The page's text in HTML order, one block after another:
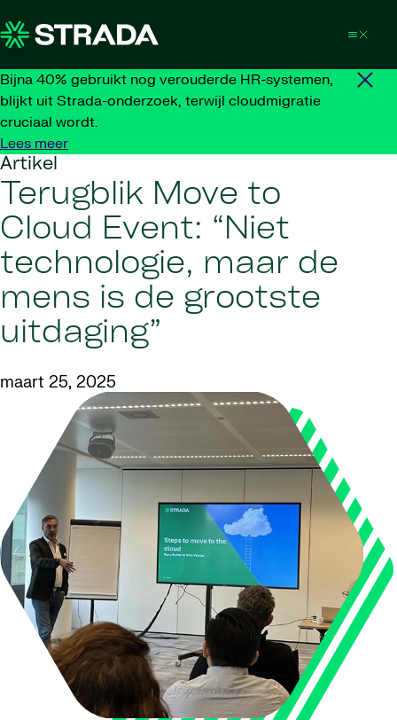
Bijna 40% gebruikt nog verouderde HR-systemen,
blijkt uit Strada-onderzoek, terwijl cloudmigratie
cruciaal wordt.
Lees meer
Artikel
Terugblik Move to
Cloud Event: “Niet
technologie, maar de
mens is de grootste
uitdaging”
maart 25, 2025